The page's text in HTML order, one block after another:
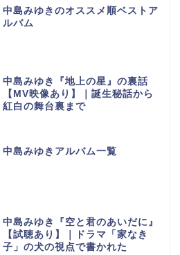
中島みゆきのオススメ順ベストア
ルバム
中島みゆき『地上の星』の裏話
【МV映像あり】｜誕生秘話から
紅白の舞台裏まで
中島みゆきアルバム一覧
中島みゆき『空と君のあいだに』
【試聴あり】｜ドラマ「家なき
子」の犬の視点で書かれた